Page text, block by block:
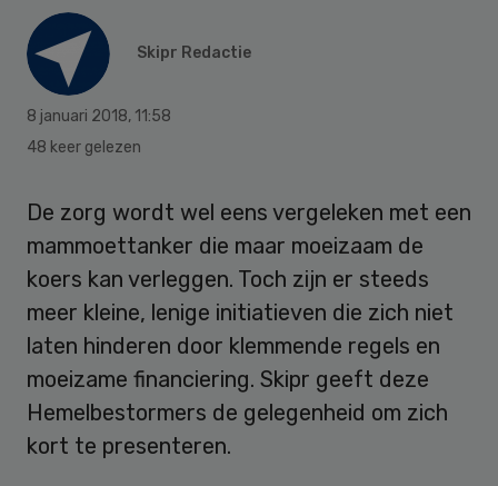
Skipr Redactie
8 januari 2018, 11:58
48 keer gelezen
De zorg wordt wel eens vergeleken met een
mammoettanker die maar moeizaam de
koers kan verleggen. Toch zijn er steeds
meer kleine, lenige initiatieven die zich niet
laten hinderen door klemmende regels en
moeizame financiering. Skipr geeft deze
Hemelbestormers de gelegenheid om zich
kort te presenteren.